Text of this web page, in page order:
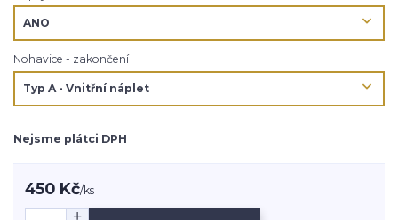
Nohavice - zakončení
Nejsme plátci DPH
450 Kč/ks